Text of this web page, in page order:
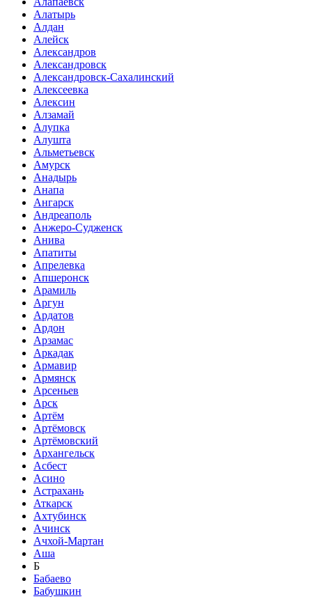
Алатырь
Алдан
Алейск
Александров
Александровск
Александровск-Сахалинский
Алексеевка
Алексин
Алзамай
Алупка
Алушта
Альметьевск
Амурск
Анадырь
Анапа
Ангарск
Андреаполь
Анжеро-Судженск
Анива
Апатиты
Апрелевка
Апшеронск
Арамиль
Аргун
Ардатов
Ардон
Арзамас
Аркадак
Армавир
Армянск
Арсеньев
Арск
Артём
Артёмовск
Артёмовский
Архангельск
Асбест
Асино
Астрахань
Аткарск
Ахтубинск
Ачинск
Ачхой-Мартан
Аша
Б
Бабаево
Бабушкин